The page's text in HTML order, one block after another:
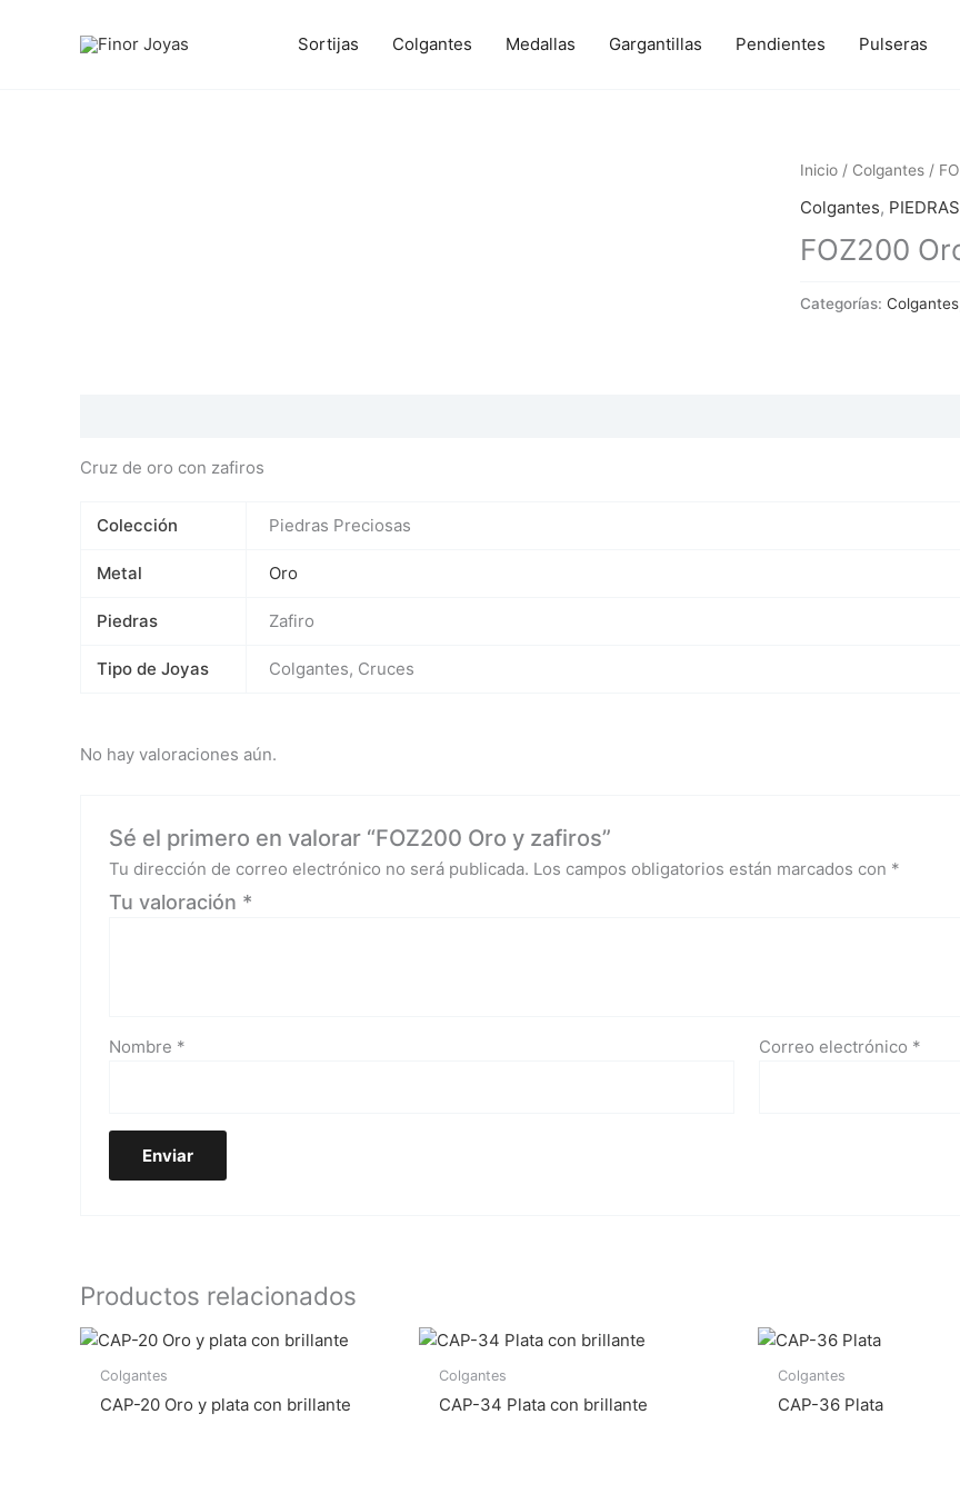
Sortijas Colgantes Medallas Gargantillas Pendientes Pulseras
Inicio / Colgantes /
Colgantes,
FOZ200
Categorías: Colgantes
Cruz de oro con zafiros
Colección Piedras Preciosas
Metal Oro
Piedras Zafiro
Tipo de Joyas Colgantes, Cruces
No hay valoraciones aún.
Sé el primero en valorar “FOZ200 Oro y zafiros”
Tu dirección de correo electrónico no será publicada. Los campos obligatorios están marcados con *
Tu valoración *
Nombre * Correo electrónico *
Productos relacionados
Colgantes
CAP-20 Oro y plata con brillante
Colgantes
CAP-34 Plata con brillante
Colgantes
CAP-36 Plata